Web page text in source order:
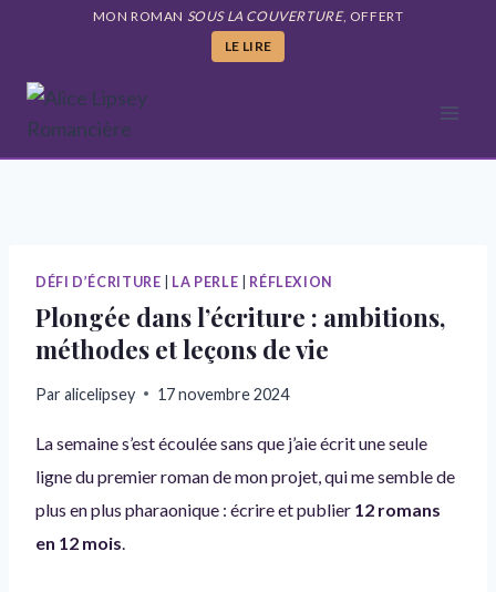
contenu
MON ROMAN SOUS LA COUVERTURE, OFFERT
LE LIRE
DÉFI D’ÉCRITURE LA PERLE RÉFLEXION
Plongée dans l’écriture : ambitions,
méthodes et leçons de vie
Paralicelipsey 17 novembre 2024
La semaine s’est écoulée sans que j’aie écrit une seule
ligne du premier roman de mon projet, qui me semble de
plus en plus pharaonique : écrire et publier 12 romans
en 12 mois.